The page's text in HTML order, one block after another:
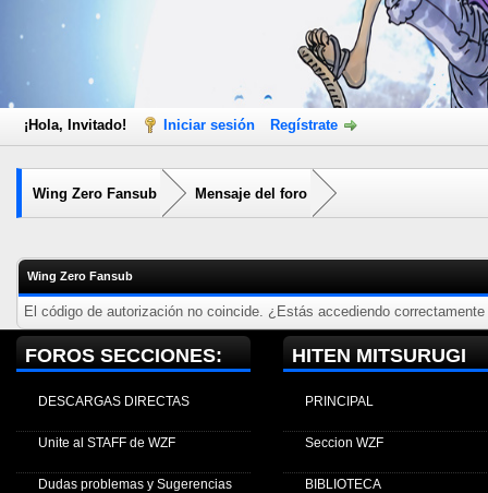
¡Hola, Invitado! Iniciar sesión Regístrate
Wing Zero Fansub Mensaje del foro
Wing Zero Fansub
El código de autorización no coincide. ¿Estás accediendo
FOROS SECCIONES:
DESCARGAS DIRECTAS
Unite al STAFF de WZF
Dudas problemas y Sugerencias
HITEN MITSURUGI
PRINCIPAL
Seccion WZF
BIBLIOTECA